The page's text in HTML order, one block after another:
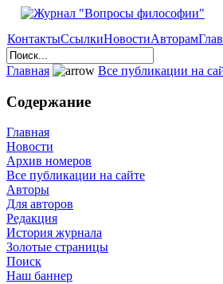
КонтактыСсылкиНовостиАвторам
Главная Все публикации на
Содержание
Главная
Новости
Архив номеров
Все публикации на сайте
Авторы
Для авторов
Редакция
История журнала
Золотые страницы
Поиск
Наш баннер